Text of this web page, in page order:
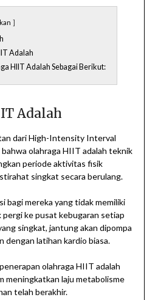
Adalah
HIIT Adalah Sebagai Berikut:
Adalah
dari High-Intensity Interval
olahraga HIIT adalah teknik
periode aktivitas fisik
singkat secara berulang.
bagi mereka yang tidak memiliki
ke pusat kebugaran setiap
singkat, jantung akan dipompa
dengan latihan kardio biasa.
olahraga HIIT adalah
meningkatkan laju metabolisme
telah berakhir.